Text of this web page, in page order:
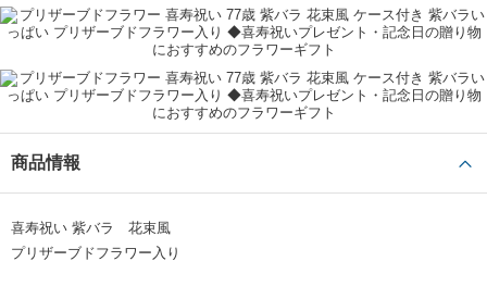
商品情報
喜寿祝い 紫バラ 花束風
プリザーブドフラワー入り